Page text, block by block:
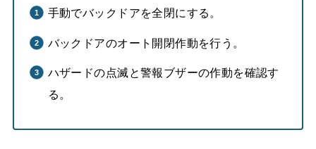
手動でバックドアを全閉にする。
バックドアのオート開閉作動を行う。
ハザードの点滅と警報ブザーの作動を確認す
る。